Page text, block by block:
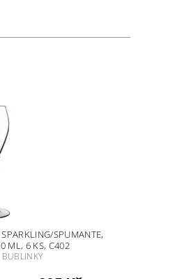
SPUMANTE,
ML, 6 KS, C402